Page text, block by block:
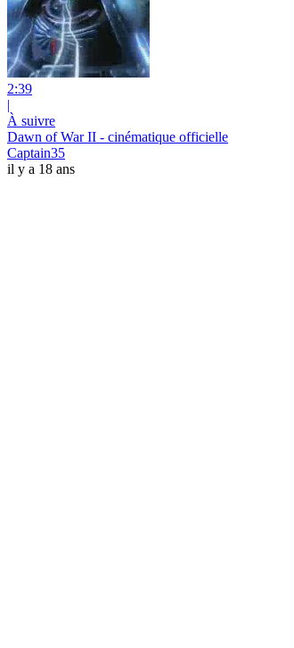
2:39
|
À suivre
Dawn of War II - cinématique officielle
Captain35
il y a 18 ans